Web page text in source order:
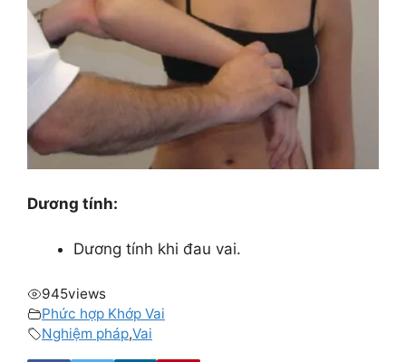
Dương tính:
Dương tính khi đau vai.
945views
Phức hợp Khớp Vai
Nghiệm pháp,Vai